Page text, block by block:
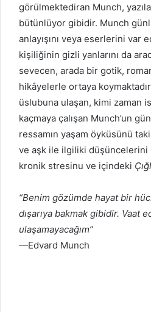
görülmektediran Munch,
bütünlüyor gibidir. Munch
anlayışını veya eserlerini var
kişiliğinin gizli yanlarını da
sevecen, arada bir gotik,
hikâyelerle ortaya
üslubuna ulaşan, kimi zaman
kaçmaya çalışan Munch’un
ressamın yaşam öyküsünü
ve aşk ile ilgiliki
kronik stresinu ve içindeki
“Benim gözümde hayat bir
dışarıya bakmak gibidir. Vaat
ulaşamayacağım”
—Edvard Munch